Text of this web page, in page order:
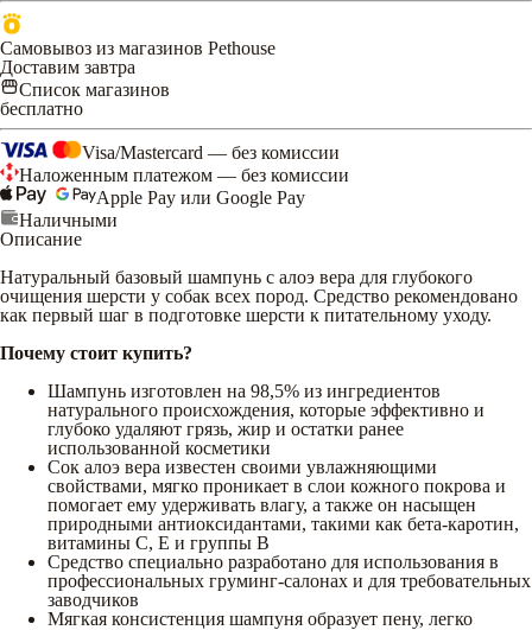
Самовывоз из магазинов Pethouse
Доставим завтра
Список магазинов
бесплатно
Visa/Mastercard — без комиссии
Наложенным платежом — без комиссии
Apple Pay или Google Pay
Наличными
Описание
Натуральный базовый шампунь с алоэ вера для глубокого
очищения шерсти у собак всех пород. Средство рекомендовано
как первый шаг в подготовке шерсти к питательному уходу.
Почему стоит купить?
Шампунь изготовлен на 98,5% из ингредиентов
натурального происхождения, которые эффективно и
глубоко удаляют грязь, жир и остатки ранее
использованной косметики
Сок алоэ вера известен своими увлажняющими
свойствами, мягко проникает в слои кожного покрова и
помогает ему удерживать влагу, а также он насыщен
природными антиоксидантами, такими как бета-каротин,
витамины С, Е и группы В
Средство специально разработано для использования в
профессиональных груминг-салонах и для требовательных
заводчиков
Мягкая консистенция шампуня образует пену, легко